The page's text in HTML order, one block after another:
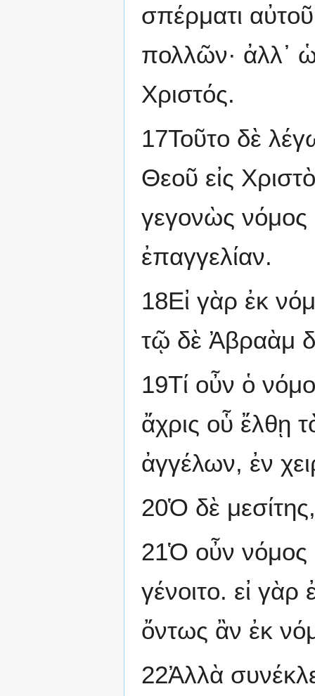
σπέρματι
πολλῶν· ἀλλ᾽
Χριστός.
17Τοῦτο δὲ
Θεοῦ εἰς
γεγονὼς νόμος
ἐπαγγελίαν.
18Εἰ γὰρ ἐκ
τῷ δὲ Ἀβραὰμ
19Τί οὖν ὁ
ἄχρις οὗ ἔλθῃ
ἀγγέλων, ἐν
20Ὁ δὲ
21Ὁ οὖν νόμος
γένοιτο. εἰ
ὄντως ἂν ἐκ
22Ἀλλὰ